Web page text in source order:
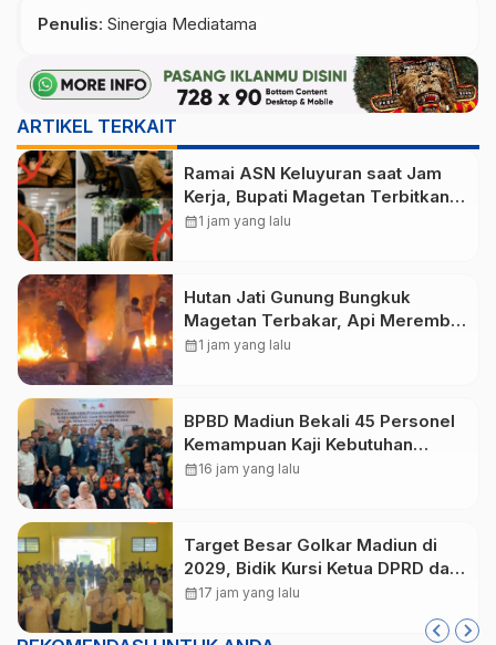
Penulis: Sinergia Mediatama
ARTIKEL TERKAIT
Ramai ASN Keluyuran saat Jam
Kerja, Bupati Magetan Terbitkan
SE Larang Ngopi hingga Belanja
calendar_month1 jam yang lalu
Hutan Jati Gunung Bungkuk
Magetan Terbakar, Api Merembet
dari Parang Hill akibat Angin
calendar_month1 jam yang lalu
BPBD Madiun Bekali 45 Personel
Kemampuan Kaji Kebutuhan
Pasca Bencana
calendar_month16 jam yang lalu
Target Besar Golkar Madiun di
2029, Bidik Kursi Ketua DPRD dan
Usung Lagi Hari Wuryanto
calendar_month17 jam yang lalu